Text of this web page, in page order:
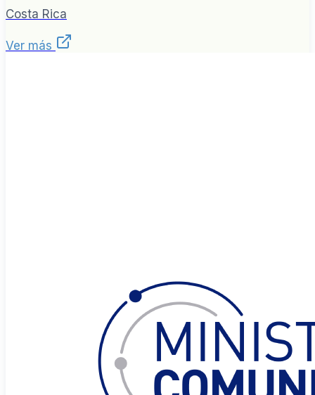
Costa Rica
Ver más